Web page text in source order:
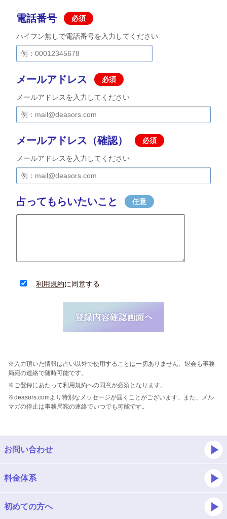
電話番号 必須
ハイフン無しで電話番号を入力してください
メールアドレス 必須
メールアドレスを入力してください
メールアドレス（確認） 必須
メールアドレスを入力してください
占ってもらいたいこと 任意
利用規約に同意する
※入力頂いた情報は占い以外で使用することは一切ありません。退会も事務
局宛の連絡で随時可能です。
※ご登録にあたって利用規約への同意が必須となります。
※deasors.comより特別なメッセージが届くことがございます。また、メル
マガの停止は事務局宛の連絡でいつでも可能です。
お問い合わせ
料金体系
初めての方へ